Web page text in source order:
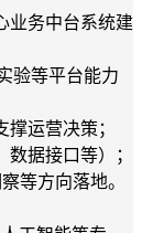
业务中台系统建
验等平台能力
运营决策；
据接口等）；
等方向落地。